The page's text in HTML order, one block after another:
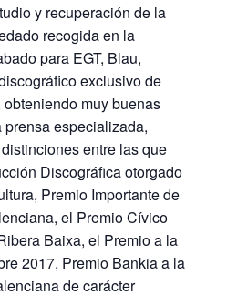
y recuperación de la
recogida en la
para EGT, Blau,
exclusivo de
muy buenas
especializada,
entre las que
Discográfica otorgado
Premio Importante de
el Premio Cívico
Baixa, el Premio a la
2017, Premio Bankia a la
de carácter